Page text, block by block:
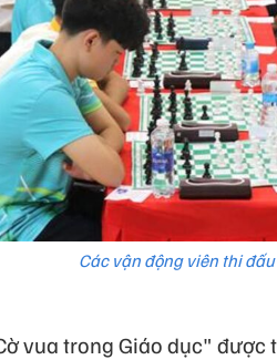
Các vận động viên thi
vua trong Giáo dục" được